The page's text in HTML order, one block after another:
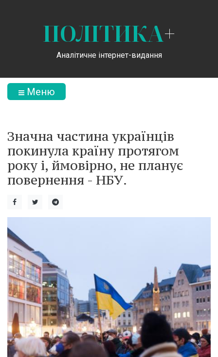
ПОЛІТИКА+
Аналітичне інтернет-видання
Меню
Значна частина українців
покинула країну протягом
року і, ймовірно, не планує
повернення - НБУ.